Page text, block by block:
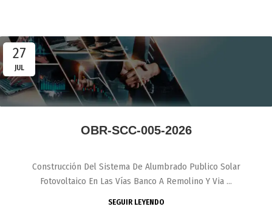
27
JUL
OBR-SCC-005-2026
Construcción Del Sistema De Alumbrado Publico Solar
Fotovoltaico En Las Vías Banco A Remolino Y Via ...
SEGUIR LEYENDO